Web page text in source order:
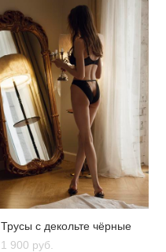
Трусы с декольте чёрные
1 900 pуб.